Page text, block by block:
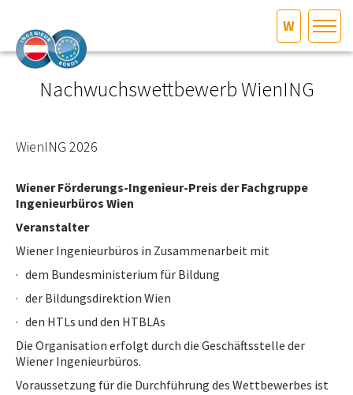
W
INTERESSEN­VERTRETUNG
MITGLIEDER­VERZEICHNIS
SERVICE
KONTAKT
WIENING NACHWUCHS­WETTBEWERB
Nachwuchswettbewerb WienING
WienING 2026
Wiener Förderungs-Ingenieur-Preis der Fachgruppe
Ingenieurbüros Wien
Veranstalter
Wiener Ingenieurbüros in Zusammenarbeit mit
· dem Bundesministerium für Bildung
· der Bildungsdirektion Wien
· den HTLs und den HTBLAs
Die Organisation erfolgt durch die Geschäftsstelle der
Wiener Ingenieurbüros.
Voraussetzung für die Durchführung des Wettbewerbes ist